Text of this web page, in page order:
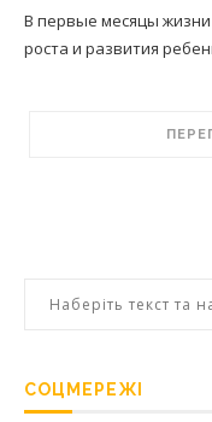
В первые месяцы
роста и развития
СОЦМЕРЕЖІ